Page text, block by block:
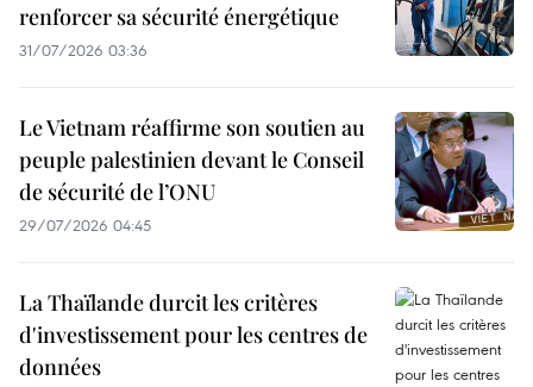
renforcer sa sécurité énergétique
31/07/2026 03:36
Le Vietnam réaffirme son soutien au
peuple palestinien devant le Conseil
de sécurité de l’ONU
29/07/2026 04:45
La Thaïlande durcit les critères
d'investissement pour les centres de
données